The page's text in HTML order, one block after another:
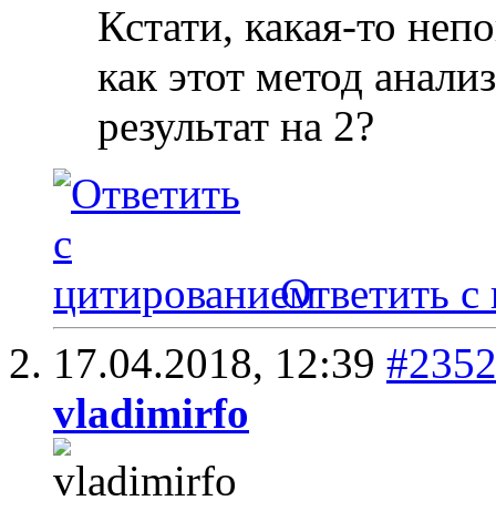
Кстати, какая-то
как этот метод
результат на 2?
Ответить с
17.04.2018, 12:39 #2352
vladimirfo